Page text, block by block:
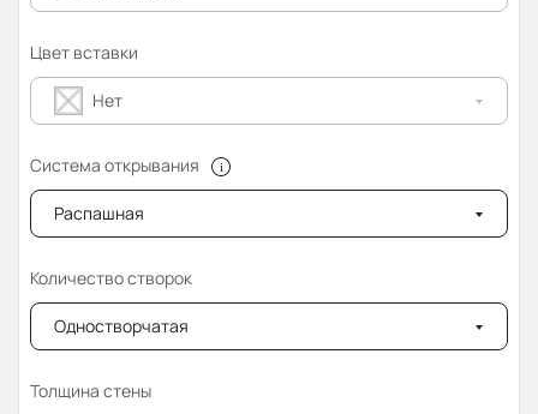
Цвет вставки
Нет
Система открывания
Распашная
Количество створок
Одностворчатая
Толщина стены